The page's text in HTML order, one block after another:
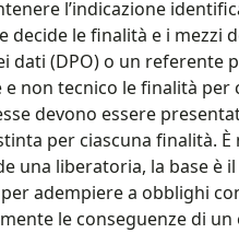
l’indicazione
decide le finalità e i
dati (DPO) o un referente
non tecnico le finalità
devono essere
per ciascuna finalità.
una liberatoria, la base è
adempiere a obblighi
le conseguenze di